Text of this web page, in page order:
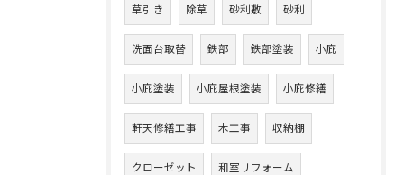
草引き 除草 砂利敷 砂利
洗面台取替 鉄部 鉄部塗装 小庇
小庇塗装 小庇屋根塗装 小庇修繕
軒天修繕工事 木工事 収納棚
クローゼット 和室リフォーム